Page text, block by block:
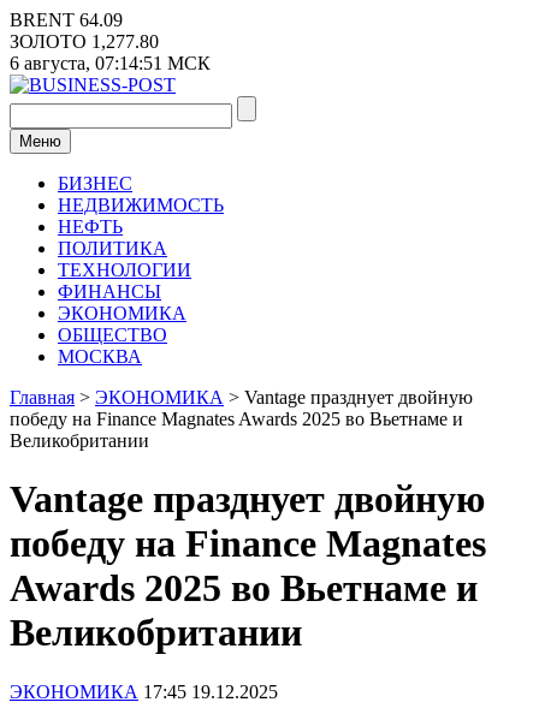
Перейти
к
содержимому
BRENT 64.09
ЗОЛОТО 1,277.80
6 августа, 07:14:51 МСК
Меню
БИЗНЕС
НЕДВИЖИМОСТЬ
НЕФТЬ
ПОЛИТИКА
ТЕХНОЛОГИИ
ФИНАНСЫ
ЭКОНОМИКА
ОБЩЕСТВО
МОСКВА
Главная > ЭКОНОМИКА > Vantage празднует двойную
победу на Finance Magnates Awards 2025 во Вьетнаме и
Великобритании
Vantage празднует двойную
победу на Finance Magnates
Awards 2025 во Вьетнаме и
Великобритании
ЭКОНОМИКА 17:45 19.12.2025